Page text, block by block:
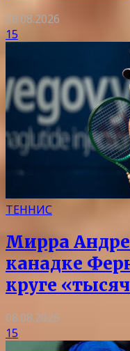
08.08.2026
15
ТЕННИС
Мирра
канадке
круге
08.08.2026
15